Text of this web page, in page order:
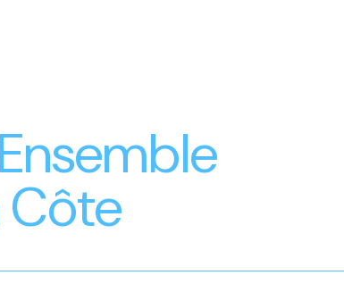
Côte